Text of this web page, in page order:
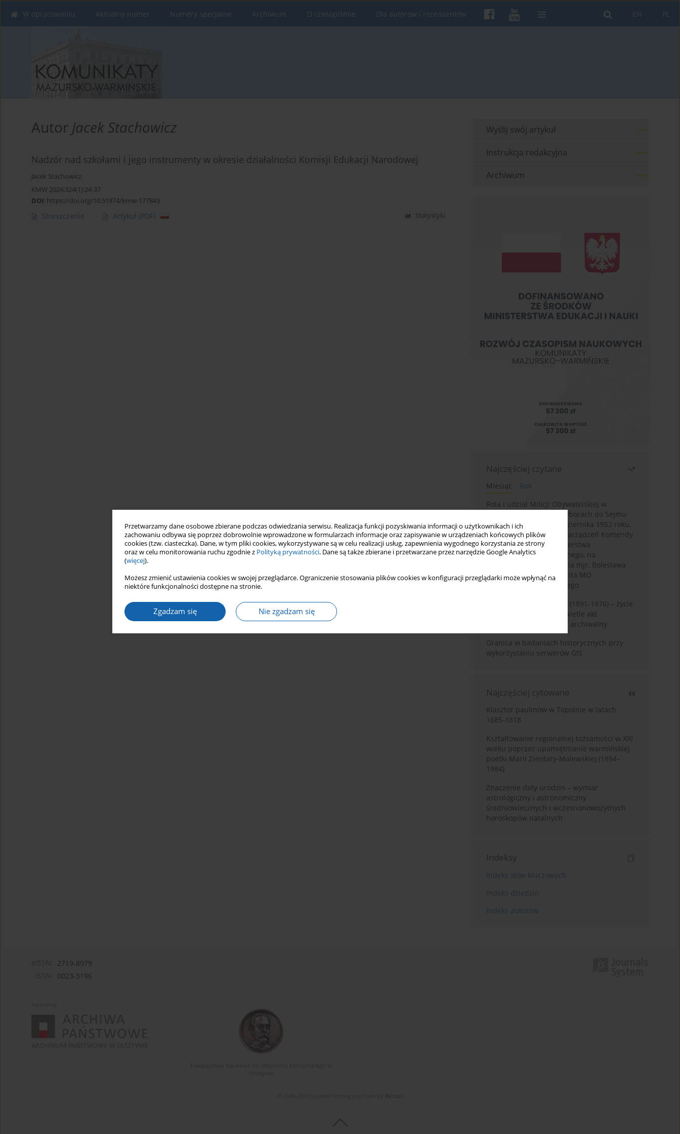
Przetwarzamy dane osobowe zbierane podczas odwiedzania serwisu. Realizacja funkcji pozyskiwania informacji o użytkownikach i ich
zachowaniu odbywa się poprzez dobrowolnie wprowadzone w formularzach informacje oraz zapisywanie w urządzeniach końcowych plików
cookies (tzw. ciasteczka). Dane, w tym pliki cookies, wykorzystywane są w celu realizacji usług, zapewnienia wygodnego korzystania ze strony
oraz w celu monitorowania ruchu zgodnie z Polityką prywatności. Dane są także zbierane i przetwarzane przez narzędzie Google Analytics
(więcej).
Możesz zmienić ustawienia cookies w swojej przeglądarce. Ograniczenie stosowania plików cookies w konfiguracji przeglądarki może wpłynąć na
niektóre funkcjonalności dostępne na stronie.
Zgadzam się Nie zgadzam się
PL
EN
W opracowaniu Aktualny numer Numery specjalne Archiwum O czasopiśmie Dla autorów i recenzentów
Autor Jacek Stachowicz
Nadzór nad szkołami i jego instrumenty w okresie działalności Komisji Edukacji Narodowej
Jacek Stachowicz
KMW 2024;324(1):24-37
DOI: https://doi.org/10.51974/kmw-177843
Streszczenie Artykuł (PDF) Statystyki
Wyślij swój artykuł
Instrukcja redakcyjna
Archiwum
Najczęściej czytane
Miesiąc
Rok
Rola i udział Milicji Obywatelskiej w
kampanii wyborczej i wyborach do Sejmu
PRL I kadencji z 26 października 1952 roku,
w świetle wytycznych i zarządzeń Komendy
Głównej MO oraz Ministerstwa
Bezpieczeństwa Publicznego, na
przykładzie sprawozdania mjr. Bolesława
Wyszyńskiego komendanta MO
województwa olsztyńskiego
Zygmunt Tadeusz Robel (1891-1976) – życie
i kariera zawodowa w świetle akt
osobowych. Rekonesans archiwalny
Granica w badaniach historycznych przy
wykorzystaniu serwerów GIS
Najczęściej cytowane
Klasztor paulinów w Topolnie w latach
1685-1818
Kształtowanie regionalnej tożsamości w XXI
wieku poprzez upamiętnianie warmińskiej
poetki Marii Zientary-Malewskiej (1894–
1984)
Znaczenie daty urodzin – wymiar
astrologiczny i astronomiczny
średniowiecznych i wczesnonowożytnych
horoskopów natalnych
Indeksy
Indeks słów kluczowych
Indeks dziedzin
Indeks autorów
2719-8979
0023-3196
Bentus